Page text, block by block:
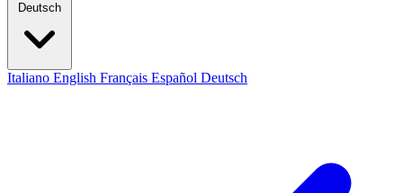
Deutsch
Italiano English Français Español Deutsch